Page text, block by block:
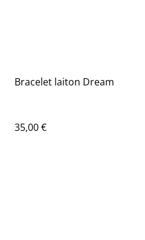
Bracelet laiton Dream
35,00 €